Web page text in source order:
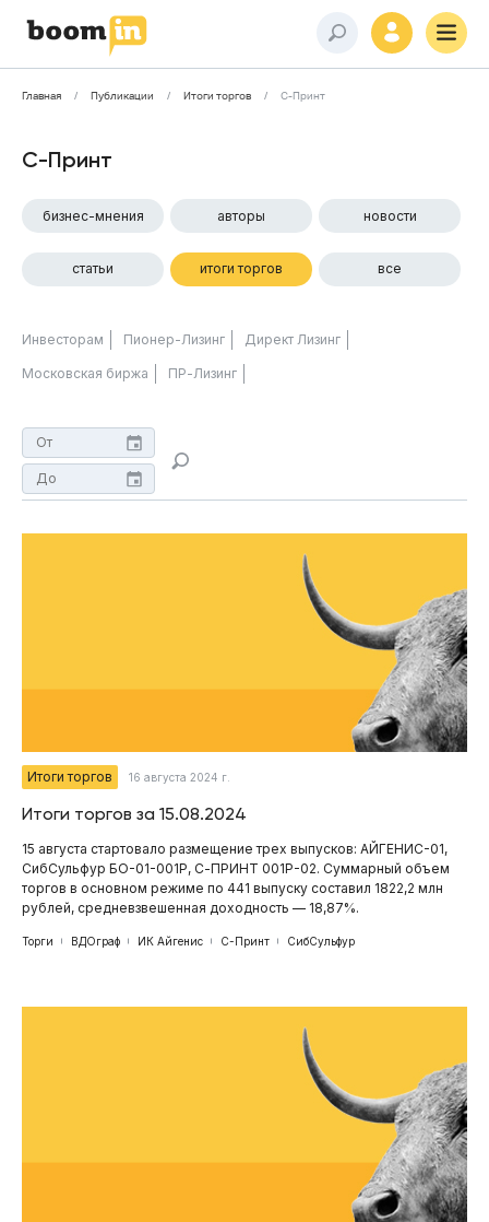
Главная Публикации Итоги торгов С-Принт
С-Принт
бизнес-мнения авторы новости
статьи итоги торгов все
Инвесторам Пионер-Лизинг Директ Лизинг
Московская биржа ПР-Лизинг
Итоги торгов 16 августа 2024 г.
Итоги торгов за 15.08.2024
15 августа стартовало размещение трех выпусков: АЙГЕНИС-01,
СибСульфур БО-01-001P, С-ПРИНТ 001Р-02. Суммарный объем
торгов в основном режиме по 441 выпуску составил 1822,2 млн
рублей, средневзвешенная доходность — 18,87%.
Торги ВДОграф ИК Айгенис С-Принт СибСульфур